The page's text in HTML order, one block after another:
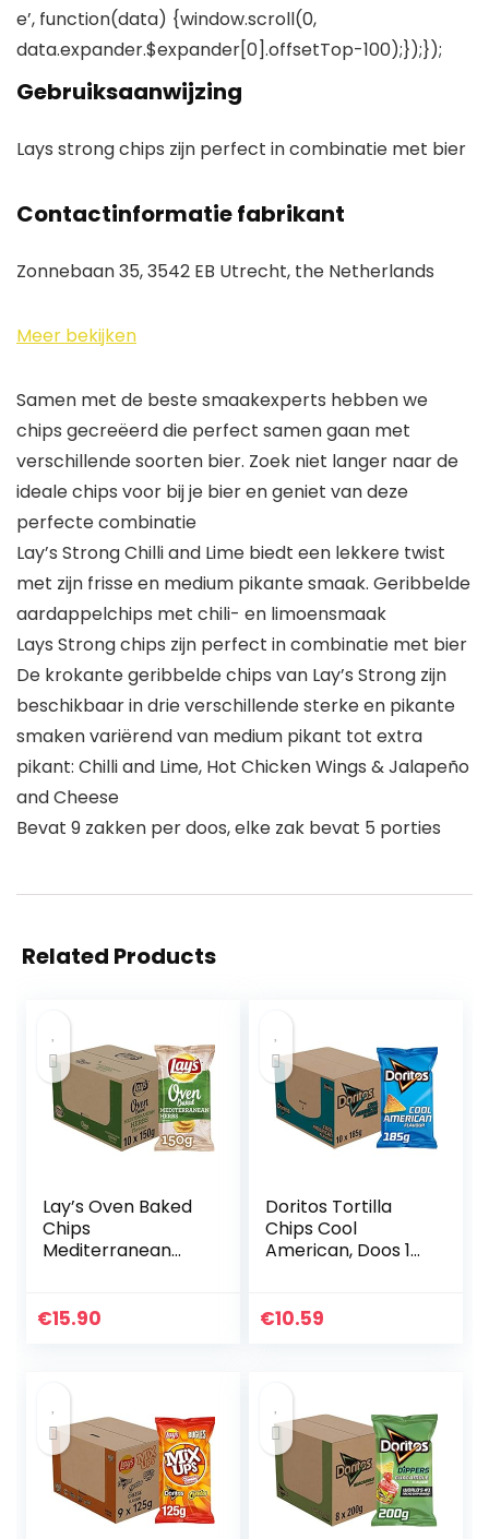
e’, function(data) {window.scroll(0,
data.expander.$expander[0].offsetTop-100);});});
Gebruiksaanwijzing
Lays strong chips zijn perfect in combinatie met bier
Contactinformatie fabrikant
Zonnebaan 35, 3542 EB Utrecht, the Netherlands
Meer bekijken
Samen met de beste smaakexperts hebben we
chips gecreëerd die perfect samen gaan met
verschillende soorten bier. Zoek niet langer naar de
ideale chips voor bij je bier en geniet van deze
perfecte combinatie
Lay’s Strong Chilli and Lime biedt een lekkere twist
met zijn frisse en medium pikante smaak. Geribbelde
aardappelchips met chili- en limoensmaak
Lays Strong chips zijn perfect in combinatie met bier
De krokante geribbelde chips van Lay’s Strong zijn
beschikbaar in drie verschillende sterke en pikante
smaken variërend van medium pikant tot extra
pikant: Chilli and Lime, Hot Chicken Wings & Jalapeño
and Cheese
Bevat 9 zakken per doos, elke zak bevat 5 porties
Related Products
Lay’s Oven Baked
Chips
Mediterranean
€15.90
Doritos Tortilla
Chips Cool
American, Doos 10
€10.59